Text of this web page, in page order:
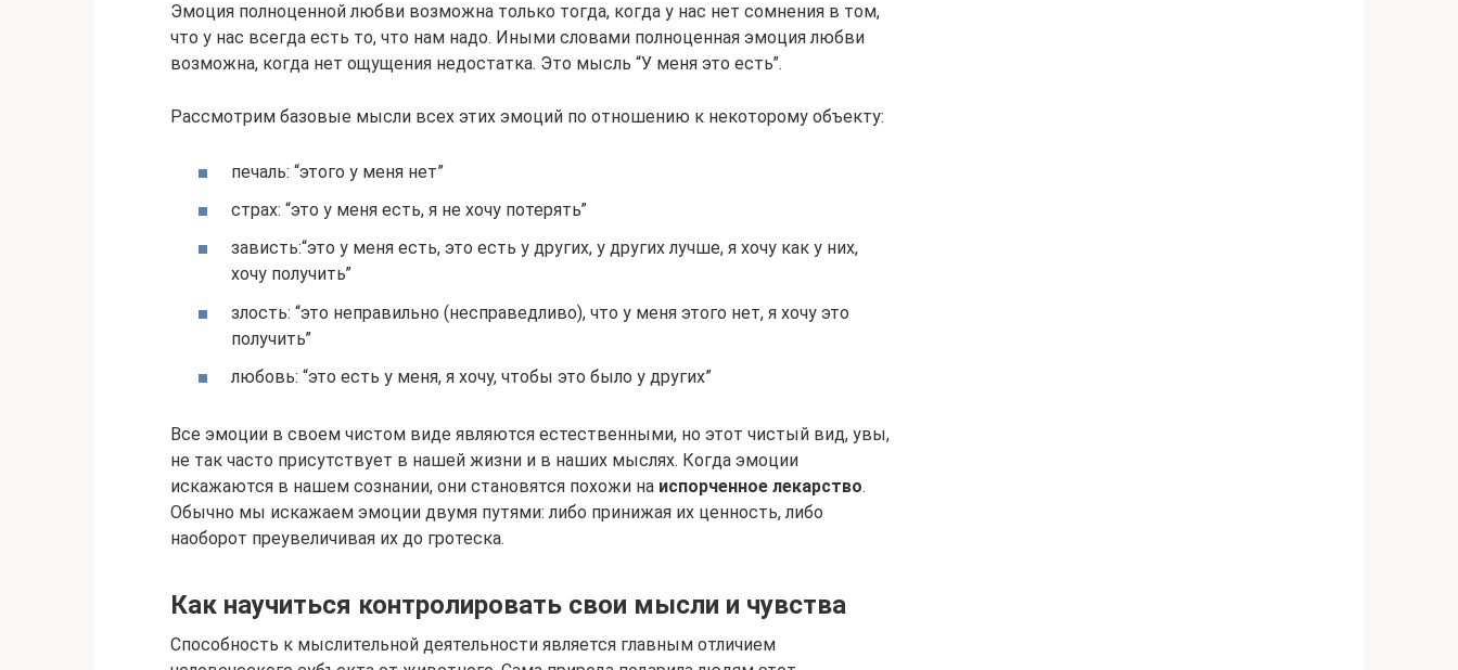
Эмоция полноценной любви возможна только тогда, когда у нас нет сомнения в том,
что у нас всегда есть то, что нам надо. Иными словами полноценная эмоция любви
возможна, когда нет ощущения недостатка. Это мысль “У меня это есть”.
Рассмотрим базовые мысли всех этих эмоций по отношению к некоторому объекту:
печаль: “этого у меня нет”
страх: “это у меня есть, я не хочу потерять”
зависть:“это у меня есть, это есть у других, у других лучше, я хочу как у них,
хочу получить”
злость: “это неправильно (несправедливо), что у меня этого нет, я хочу это
получить”
любовь: “это есть у меня, я хочу, чтобы это было у других”
Все эмоции в своем чистом виде являются естественными, но этот чистый вид, увы,
не так часто присутствует в нашей жизни и в наших мыслях. Когда эмоции
искажаются в нашем сознании, они становятся похожи на испорченное лекарство.
Обычно мы искажаем эмоции двумя путями: либо принижая их ценность, либо
наоборот преувеличивая их до гротеска.
Как научиться контролировать свои мысли и чувства
Способность к мыслительной деятельности является главным отличием